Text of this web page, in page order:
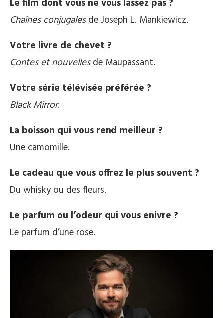
Le film dont vous ne vous lassez pas ?
Chaînes conjugalesde Joseph L. Mankiewicz.
Votre livre de chevet ?
Contes et nouvellesde Maupassant.
Votre série télévisée préférée ?
Black Mirror.
La boisson qui vous rend meilleur ?
Une camomille.
Le cadeau que vous offrez le plus souvent ?
Du whisky ou des fleurs.
Le parfum ou l’odeur qui vous enivre ?
Le parfum d’une rose.